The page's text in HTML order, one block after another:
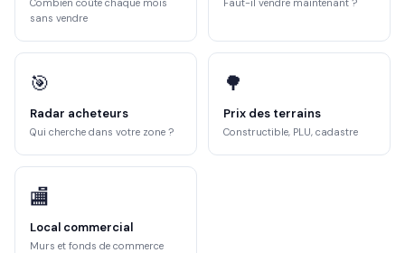
Combien coûte chaque mois
sans vendre
Faut-il vendre maintenant ?
🎯
Radar acheteurs
Qui cherche dans votre zone ?
🌳
Prix des terrains
Constructible, PLU, cadastre
🏬
Local commercial
Murs et fonds de commerce